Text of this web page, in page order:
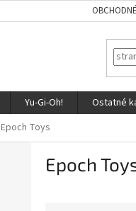
Yu-Gi-Oh! Ostatné
Epoch Toys
Epoch